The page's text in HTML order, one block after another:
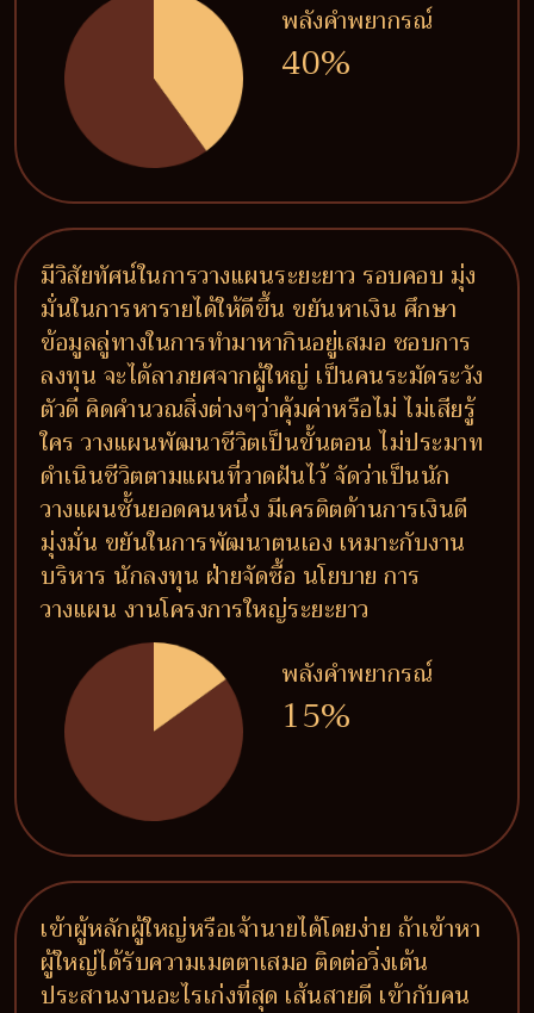
พลังคำพยากรณ์
40%
มีวิสัยทัศน์ในการวางแผนระยะยาว รอบคอบ มุ่ง
มั่นในการหารายได้ให้ดีขึ้น ขยันหาเงิน ศึกษา
ข้อมูลลู่ทางในการทำมาหากินอยู่เสมอ ชอบการ
ลงทุน จะได้ลาภยศจากผู้ใหญ่ เป็นคนระมัดระวัง
ตัวดี คิดคำนวณสิ่งต่างๆว่าคุ้มค่าหรือไม่ ไม่เสียรู้
ใคร วางแผนพัฒนาชีวิตเป็นขั้นตอน ไม่ประมาท
ดำเนินชีวิตตามแผนที่วาดฝันไว้ จัดว่าเป็นนัก
วางแผนชั้นยอดคนหนึ่ง มีเครดิตด้านการเงินดี
มุ่งมั่น ขยันในการพัฒนาตนเอง เหมาะกับงาน
บริหาร นักลงทุน ฝ่ายจัดซื้อ นโยบาย การ
วางแผน งานโครงการใหญ่ระยะยาว
พลังคำพยากรณ์
15%
เข้าผู้หลักผู้ใหญ่หรือเจ้านายได้โดยง่าย ถ้าเข้าหา
ผู้ใหญ่ได้รับความเมตตาเสมอ ติดต่อวิ่งเต้น
ประสานงานอะไรเก่งที่สุด เส้นสายดี เข้ากับคน